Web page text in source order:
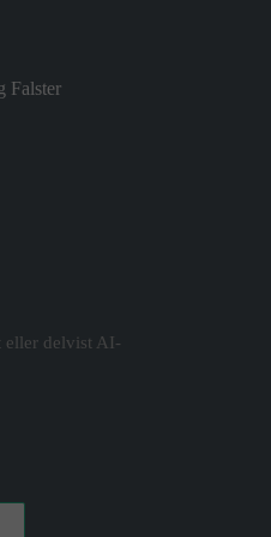
Falster
eller delvist AI-